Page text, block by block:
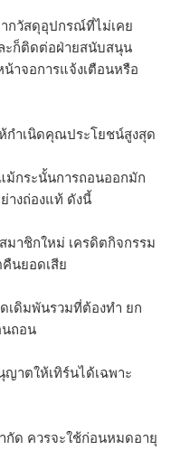
กวัสดุอุปกรณ์ที่ไม่เคย
ะก็ติดต่อฝ่ายสนับสนุน
าจอการแจ้งเตือนหรือ
กำเนิดคุณประโยชน์สูงสุด
ม้กระนั้นการถอนออกมัก
างถ่องแท้ ดังนี้
าชิกใหม่ เครดิตกิจกรรม
นยอดเสีย
เดิมพันรวมที่ต้องทำ ยก
นถอน
าตให้เทิร์นได้เฉพาะ
ด ควรจะใช้ก่อนหมดอายุ